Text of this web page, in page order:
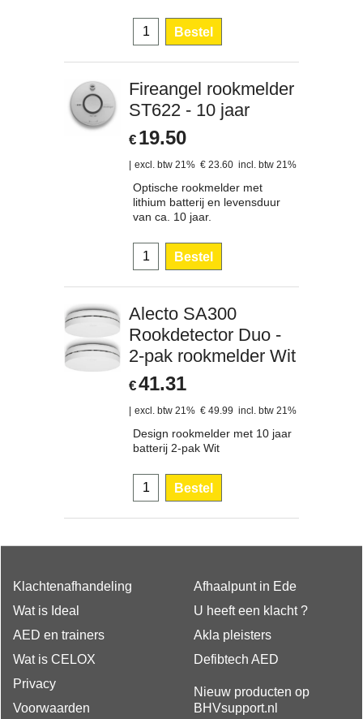
Bestel
Fireangel rookmelder
ST622 - 10 jaar
€ 19.50
excl. btw 21% € 23.60 incl. btw 21%
Optische rookmelder met
lithium batterij en levensduur
van ca. 10 jaar.
Bestel
Alecto SA300
Rookdetector Duo -
2-pak rookmelder Wit
€41.31
excl. btw 21% € 49.99 incl. btw 21%
Design rookmelder met 10 jaar
batterij 2-pak Wit
Bestel
Klachtenafhandeling
Wat is Ideal
AED en trainers
Wat is CELOX
Privacy
Voorwaarden
Afhaalpunt in Ede
U heeft een klacht ?
Akla pleisters
Defibtech AED
Nieuw producten op
BHVsupport.nl